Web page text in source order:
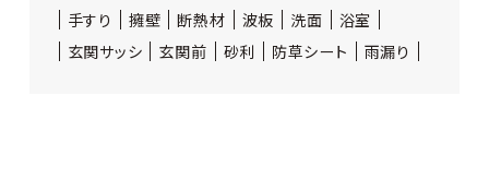
手すり
擁壁 断熱材 波板 洗面
浴室
玄関サッシ
玄関前 砂利 防草シート 雨漏り